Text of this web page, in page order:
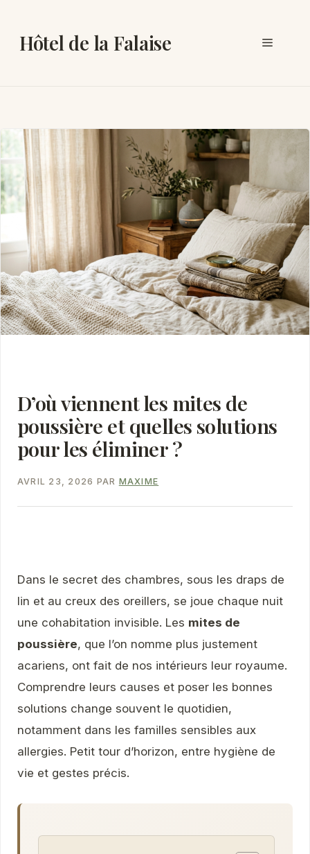
contenuHôtel de la Falaise Menu
D’où viennent les mites de
poussière et quelles solutions
pour les éliminer ?
AVRIL 23, 2026 PAR MAXIME
Dans le secret des chambres, sous les draps de
lin et au creux des oreillers, se joue chaque nuit
une cohabitation invisible. Les mites de
poussière, que l’on nomme plus justement
acariens, ont fait de nos intérieurs leur royaume.
Comprendre leurs causes et poser les bonnes
solutions change souvent le quotidien,
notamment dans les familles sensibles aux
allergies. Petit tour d’horizon, entre hygiène de
vie et gestes précis.